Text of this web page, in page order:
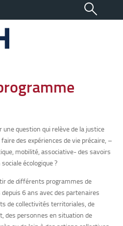
question qui relève de la justice
des expériences de vie précaire, –
mobilité, associative- des savoirs
écologique ?
de différents programmes de
6 ans avec des partenaires
de collectivités territoriales, de
des personnes en situation de